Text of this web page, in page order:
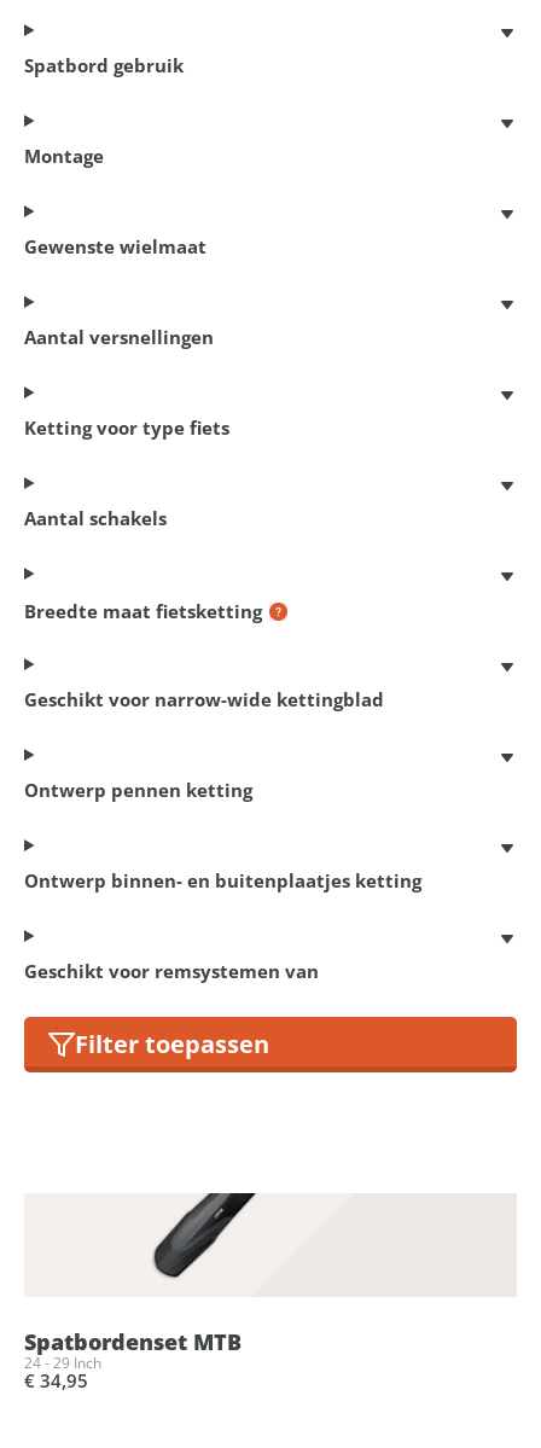
66producten gevonden
Spatbord gebruik
Montage
Gewenste wielmaat
Aantal versnellingen
Ketting voor type fiets
Aantal schakels
Breedte maat fietsketting
Geschikt voor narrow-wide kettingblad
Ontwerp pennen ketting
Ontwerp binnen- en buitenplaatjes ketting
Geschikt voor remsystemen van
Filter toepassen
Spatbordenset MTB & City
24 - 29 Inch
24 - 29 Inch
€ 21,95
Spatbordenset MTB
24 - 29 Inch
€ 34,95